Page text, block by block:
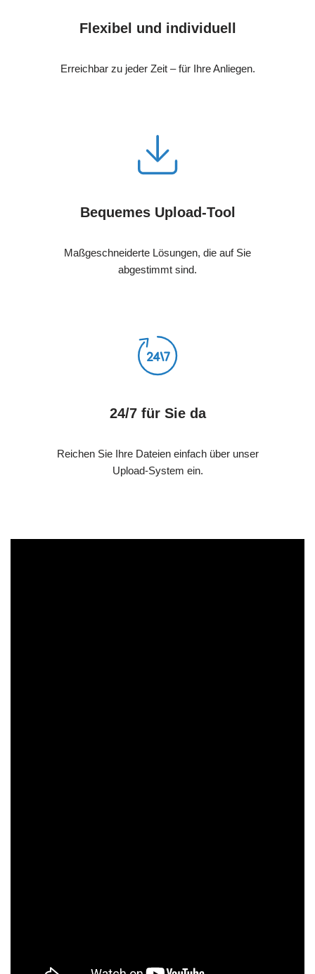
Flexibel und individuell
Erreichbar zu jeder Zeit – für Ihre Anliegen.
Bequemes Upload-Tool
Maßgeschneiderte Lösungen, die auf Sie
abgestimmt sind.
24/7 für Sie da
Reichen Sie Ihre Dateien einfach über unser
Upload-System ein.